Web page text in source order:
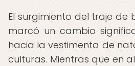
El surgimiento del traje de
marcó un cambio
hacia la vestimenta de
culturas. Mientras que en